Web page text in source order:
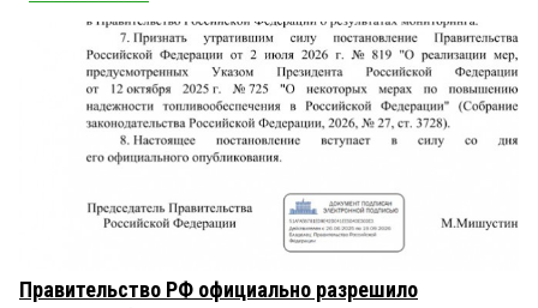
Правительство РФ официально разрешило